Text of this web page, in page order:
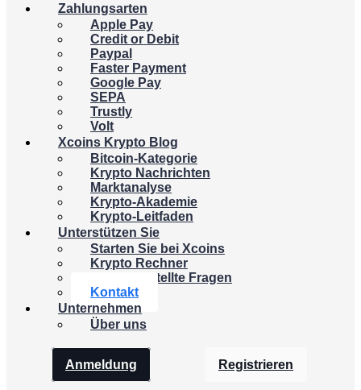
Zahlungsarten
Apple Pay
Credit or Debit
Paypal
Faster Payment
Google Pay
SEPA
Trustly
Volt
Xcoins Krypto Blog
Bitcoin-Kategorie
Krypto Nachrichten
Marktanalyse
Krypto-Akademie
Krypto-Leitfaden
Unterstützen Sie
Starten Sie bei Xcoins
Krypto Rechner
Häufig gestellte Fragen
Kontakt
Unternehmen
Über uns
Anmeldung Registrieren